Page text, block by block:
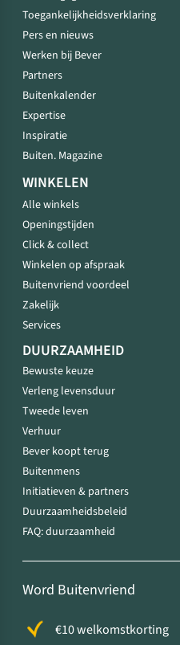
Toegankelijkheidsverklaring
Pers en nieuws
Werken bij Bever
Partners
Buitenkalender
Expertise
Inspiratie
Buiten. Magazine
WINKELEN
Alle winkels
Openingstijden
Click & collect
Winkelen op afspraak
Buitenvriend voordeel
Zakelijk
Services
DUURZAAMHEID
Bewuste keuze
Verleng levensduur
Tweede leven
Verhuur
Bever koopt terug
Buitenmens
Initiatieven & partners
Duurzaamheidsbeleid
FAQ: duurzaamheid
Word Buitenvriend
€10 welkomstkorting